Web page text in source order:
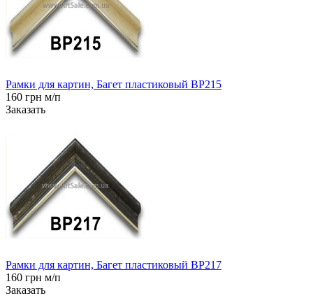
Рамки для картин, Багет пластиковый BP215
160 грн м/п
Заказать
Рамки для картин, Багет пластиковый BP217
160 грн м/п
Заказать